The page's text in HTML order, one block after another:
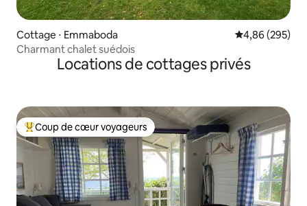
Cottage ⋅ Emmaboda Évaluation
4,86 (295)
Charmant chalet suédois
Locations de cottages privés
Coups de cœur voyageurs les plus appréciés
Coup de cœur voyageurs